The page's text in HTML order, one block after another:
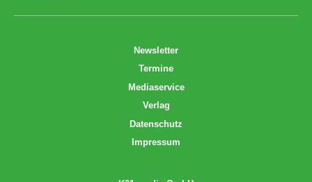
Newsletter
Termine
Mediaservice
Verlag
Datenschutz
Impressum